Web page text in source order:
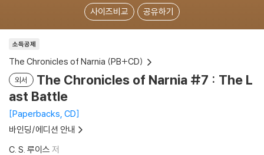
사이즈비교 공유하기
소득공제
The Chronicles of Narnia (PB+CD)
외서
The Chronicles of Narnia #7 : The L
ast Battle
Paperbacks, CD
바인딩/에디션 안내
C. S. 루이스 저